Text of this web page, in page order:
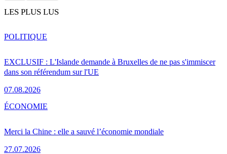
LES PLUS LUS
EXCLUSIF : L'Islande demande à Bruxelles de ne pas s'immiscer
dans son référendum sur l'UE
07.08.2026
POLITIQUE
Merci la Chine : elle a sauvé l’économie mondiale
27.07.2026
ÉCONOMIE